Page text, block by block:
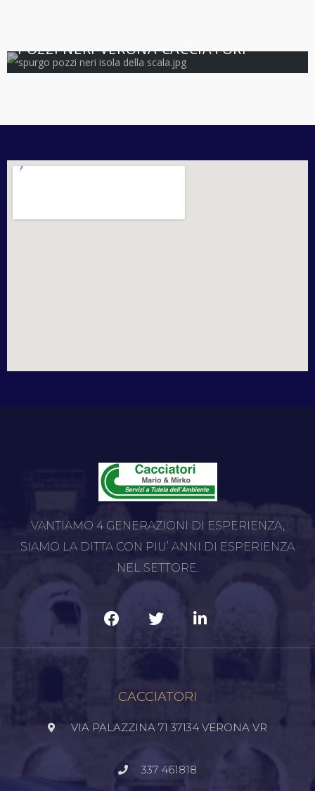
POZZI NERI VERONA CACCIATORI
VANTIAMO 4 GENERAZIONI DI ESPERIENZA,
SIAMO LA DITTA CON PIU’ ANNI DI ESPERIENZA
NEL SETTORE.
CACCIATORI
VIA PALAZZINA 71 37134 VERONA VR
337 461818